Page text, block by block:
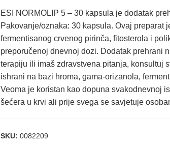
ESI NORMOLIP 5 – 30 kapsula je dodatak
Pakovanje/oznaka: 30 kapsula. Ovaj preparat
fermentisanog crvenog pirinča, fitosterola i
preporučenoj dnevnoj dozi. Dodatak prehrani
terapiju ili imaš zdravstvena pitanja, konsultuj
ishrani na bazi hroma, gama-orizanola,
Veoma je koristan kao dopuna svakodnevnoj
šećera u krvi ali prije svega se savjetuje
SKU:0082209